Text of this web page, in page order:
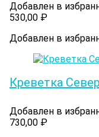
Добавлен в
530,00 ₽
Добавлен в
Креветка
Добавлен в
730,00 ₽